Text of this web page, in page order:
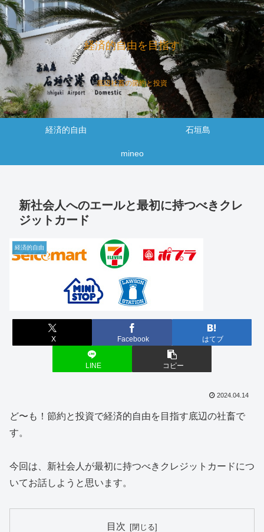
経済的自由を目指す
底辺社畜の節約と投資
経済的自由 石垣島
mineo
新社会人へのエールと最初に持つべきクレ
ジットカード
経済的自由
X Facebook はてブ
LINE コピー
2024.04.14
ど〜も！節約と投資で経済的自由を目指す底辺の社畜で
す。
今回は、新社会人が最初に持つべきクレジットカードにつ
いてお話しようと思います。
目次